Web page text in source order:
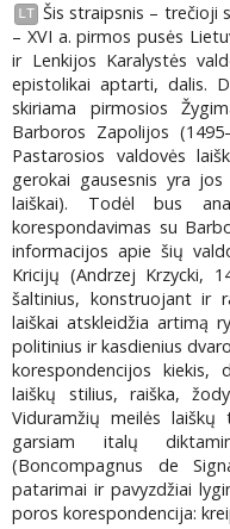
LT Šis straipsnis – trečioji
– XVI a. pirmos pusės
ir Lenkijos Karalystės
epistolikai aptarti, dalis.
skiriama pirmosios
Barboros Zapolijos
Pastarosios valdovės
gerokai gausesnis yra
laiškai). Todėl bus
korespondavimas su
informacijos apie šių
Kricijų (Andrzej Krzycki,
šaltinius, konstruojant ir
laiškai atskleidžia artimą
politinius ir kasdienius
korespondencijos kiekis,
laiškų stilius, raiška,
Viduramžių meilės laiškų
garsiam italų
(Boncompagnus de
patarimai ir pavyzdžiai
poros korespondencija: